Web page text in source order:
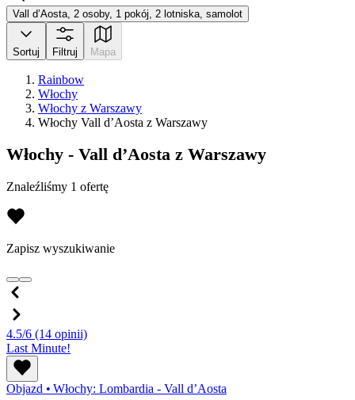
Vall d’Aosta, 2 osoby, 1 pokój, 2 lotniska, samolot
Sortuj Filtruj Mapa
Rainbow
Włochy
Włochy z Warszawy
Włochy Vall d’Aosta z Warszawy
Włochy - Vall d’Aosta z Warszawy
Znaleźliśmy 1 ofertę
Zapisz wyszukiwanie
4.5/6 (14 opinii)
Last Minute!
Objazd • Włochy: Lombardia - Vall d’Aosta